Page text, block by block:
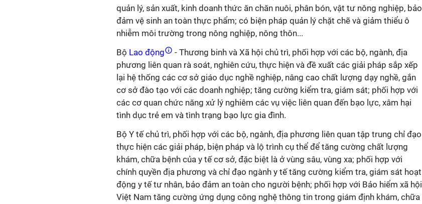
quản lý, sản xuất, kinh doanh thức ăn chăn nuôi, phân bón, vật tư nông nghiệp, bảo
đảm vệ sinh an toàn thực phẩm; có biện pháp quản lý chặt chẽ và giảm thiểu ô
nhiễm môi trường trong nông nghiệp, nông thôn...
Bộ Lao động
- Thương binh và Xã hội chủ trì, phối hợp với các bộ, ngành, địa
phương liên quan rà soát, nghiên cứu, thực hiện và đề xuất các giải pháp sắp xếp
lại hệ thống các cơ sở giáo dục nghề nghiệp, nâng cao chất lượng dạy nghề, gắn
cơ sở đào tạo với các doanh nghiệp; tăng cường kiểm tra, giám sát; phối hợp với
các cơ quan chức năng xử lý nghiêm các vụ việc liên quan đến bạo lực, xâm hại
tình dục trẻ em và tình trạng bạo lực gia đình.
Bộ Y tế chủ trì, phối hợp với các bộ, ngành, địa phương liên quan tập trung chỉ đạo
thực hiện các giải pháp, biện pháp và lộ trình cụ thể để tăng cường chất lượng
khám, chữa bệnh của y tế cơ sở, đặc biệt là ở vùng sâu, vùng xa; phối hợp với
chính quyền địa phương và chỉ đạo ngành y tế tăng cường kiểm tra, giám sát hoạt
động y tế tư nhân, bảo đảm an toàn cho người bệnh; phối hợp với Bảo hiểm xã hội
Việt Nam tăng cường ứng dụng công nghệ thông tin trong giám định khám, chữa